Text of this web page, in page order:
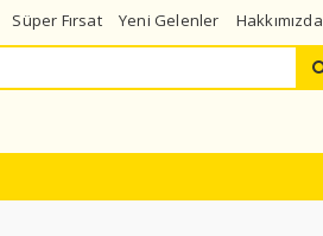
Süper Fırsat Yeni Gelenler Hakkımızda